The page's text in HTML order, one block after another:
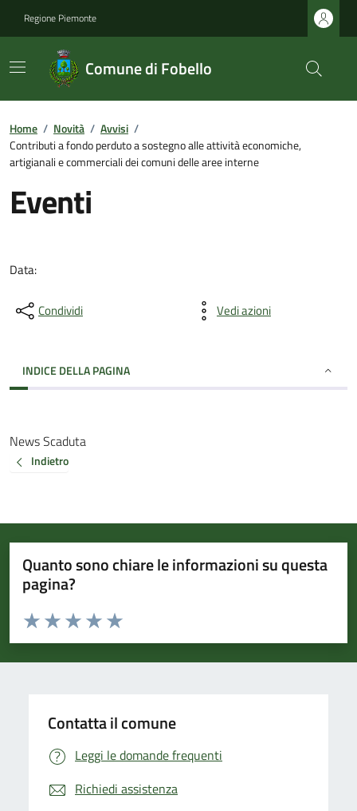
Regione Piemonte
Comune di Fobello
Home / Novità / Avvisi /
Contributi a fondo perduto a sostegno alle attività economiche,
artigianali e commerciali dei comuni delle aree interne
Eventi
Data:
Condividi Vedi azioni
INDICE DELLA PAGINA
News Scaduta
Indietro
Quanto sono chiare le informazioni su questa
pagina?
Valuta da 1 a 5 stelle la pagina
Valuta 5 stelle su 5
Valuta 4 stelle su 5
Valuta 3 stelle su 5
Valuta 2 stelle su 5
Valuta 1 stelle su 5
Contatta il comune
Leggi le domande frequenti
Richiedi assistenza